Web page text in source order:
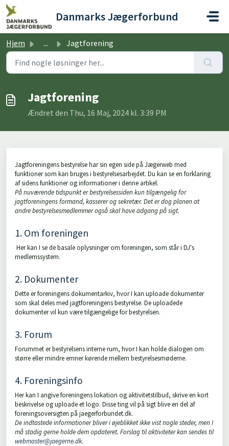
Gå til hovedindhold
Danmarks Jægerforbund
Hjem ... Jagtforening
Jagtforening
Ændret den Thu, 16 Maj, 2024 kl. 3:39 PM
Jagtforeningens bestyrelse har sin egen side på Jægerweb med
funktioner som kan bruges i bestyrelsesarbejdet. Du kan se en forklaring
af sidens funktioner og informationer i denne artikel.
På nuværende tidspunkt er bestyrelsessiden kun tilgængelig for
jagtforeningens formand, kasserer og sekretær. Det er dog planen at
andre bestyrelsesmedlemmer også skal have adgang på sigt.
1. Om foreningen
Her kan I se de basale oplysninger om foreningen, som står i DJ's
medlemssystem.
2. Dokumenter
Dette er foreningens dokumentarkiv, hvor I kan uploade dokumenter
som skal deles med jagtforeningens bestyrelse. De uploadede
dokumenter vil kun være tilgængelige for bestyrelsen.
3. Forum
Forummet er bestyrelsens interne rum, hvor I kan holde dialogen om
større eller mindre emner kørende mellem bestyrelsesmøderne.
4. Foreningsinfo
Her kan I angive foreningens lokation og aktivitetstilbud, skrive en kort
beskrivelse og uploade et logo. Disse ting vil på sigt blive en del af
foreningsoversigten på jaegerforbundet.dk.
De indtastede informationer bliver i øjeblikket ikke vist nogle steder, men I
må stadig gerne holde dem opdateret. Forslag til aktiviteter kan sendes til
webmaster@jaegerne.dk.